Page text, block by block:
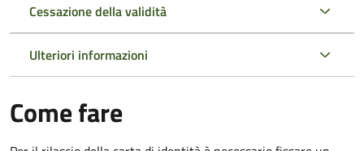
Cessazione della validità
Ulteriori informazioni
Come fare